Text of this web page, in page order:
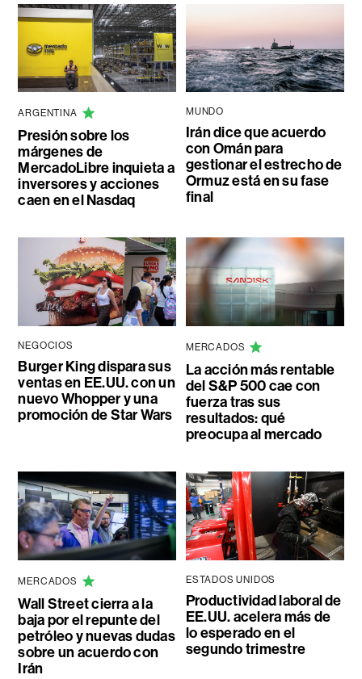
ARGENTINA
Presión sobre los
márgenes de
MercadoLibre inquieta a
inversores y acciones
caen en el Nasdaq
MUNDO
Irán dice que acuerdo
con Omán para
gestionar el estrecho de
Ormuz está en su fase
final
NEGOCIOS
Burger King dispara sus
ventas en EE.UU. con un
nuevo Whopper y una
promoción de Star Wars
MERCADOS
La acción más rentable
del S&P 500 cae con
fuerza tras sus
resultados: qué
preocupa al mercado
MERCADOS
Wall Street cierra a la
baja por el repunte del
petróleo y nuevas dudas
sobre un acuerdo con
Irán
ESTADOS UNIDOS
Productividad laboral de
EE.UU. acelera más de
lo esperado en el
segundo trimestre